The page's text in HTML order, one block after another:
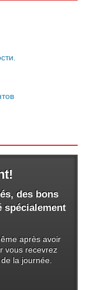
des bons
spécialement
après avoir
vous recevrez
la journée.